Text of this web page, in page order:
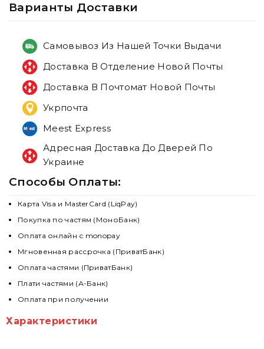
Варианты Доставки
Самовывоз Из Нашей Точки Выдачи
Доставка В Отделение Новой Почты
Доставка В Почтомат Новой Почты
Укрпочта
Meest Express
Адресная Доставка До Дверей По
Украине
Способы Оплаты:
Карта Visa и MasterCard (LiqPay)
Покупка по частям (МоноБанк)
Оплата онлайн с monopay
Мгновенная рассрочка (ПриватБанк)
Оплата частями (ПриватБанк)
Плати частями (А-Банк)
Оплата при получении
Характеристики